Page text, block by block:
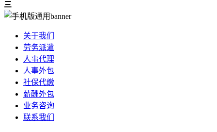
三
关于我们
劳务派遣
人事代理
人事外包
社保代缴
薪酬外包
业务咨询
联系我们